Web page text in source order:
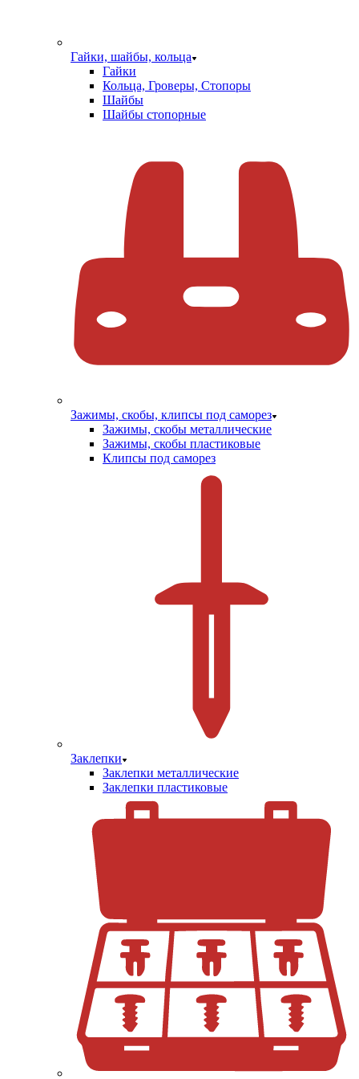
Гайки, шайбы, кольца
Гайки
Кольца, Гроверы, Стопоры
Шайбы
Шайбы стопорные
Зажимы, скобы, клипсы под саморез
Зажимы, скобы металлические
Зажимы, скобы пластиковые
Клипсы под саморез
Заклепки
Заклепки металлические
Заклепки пластиковые